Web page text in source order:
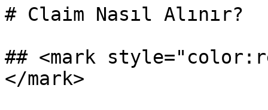
# Claim Nasıl Alınır?
## <mark
</mark>